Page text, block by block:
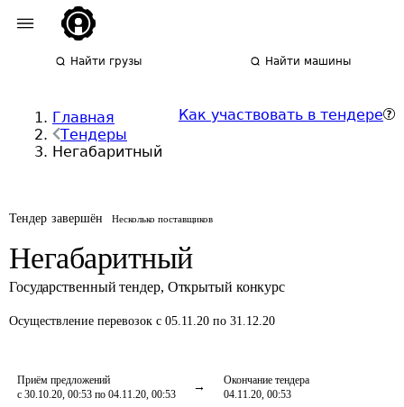
Найти грузы Найти машины
Главная
Тендеры
Негабаритный
Как участвовать в тендере
Тендер завершён Несколько поставщиков
Негабаритный
Государственный тендер, Открытый конкурс
Осуществление перевозок с 05.11.20 по 31.12.20
Приём предложений
с 30.10.20, 00:53 по 04.11.20, 00:53
Окончание тендера
04.11.20, 00:53